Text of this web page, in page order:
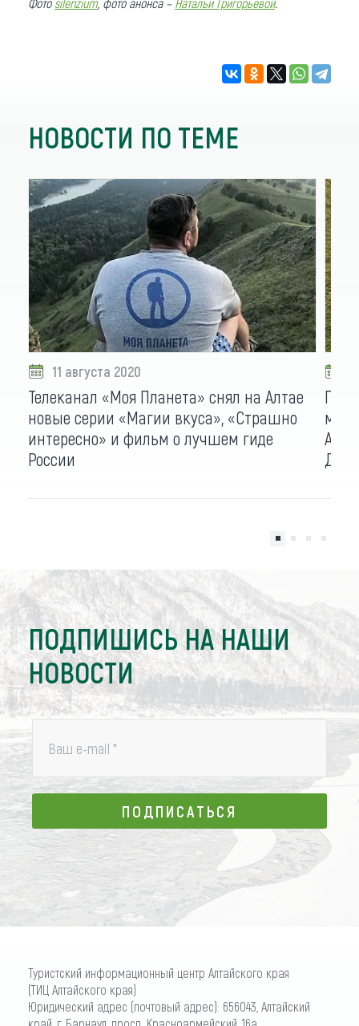
НОВОСТИ ПО ТЕМЕ
11 августа 2020
Телеканал «Моя Планета» снял на Алтае
новые серии «Магии вкуса», «Страшно
интересно» и фильм о лучшем гиде
России
ПОДПИШИСЬ НА НАШИ
НОВОСТИ
Ваш e-mail *
ПОДПИСАТЬСЯ
ПОДПИСАТЬСЯ
Туристский информационный центр Алтайского края
(ТИЦ Алтайского края)
Юридический адрес (почтовый адрес): 656043, Алтайский